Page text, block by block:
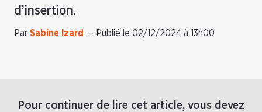
d’insertion.
Par Sabine Izard — Publié le 02/12/2024 à 13h00
Pour continuer de lire cet article, vous devez